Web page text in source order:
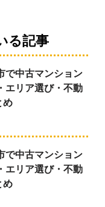
る記事
で中古マンション
エリア選び・不動
め
で中古マンション
エリア選び・不動
め